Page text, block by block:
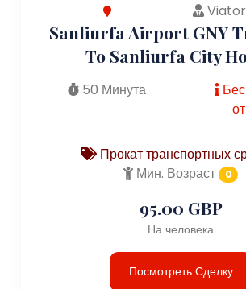
Sanliurfa Airport GNY
To Sanliurfa City
50 Минута
Прокат транспортных
Мин. Возраст
0
95.00 GBP
На человека
Посмотреть Сделку